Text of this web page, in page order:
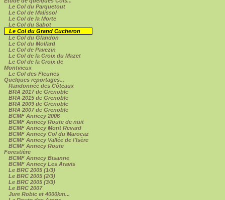
Le Col du Parquetout
Le Col de Malissol
Le Col de la Morte
Le Col du Sabot
Le Col du Grand Cucheron
Le Col du Glandon
Le Col du Mollard
Le Col de Pavezin
Le Col de la Croix du Mazet
Le Col de la Croix de
Montvieux
Le Col des Fleuries
Quelques reportages...
Randonnée des Côteaux
BRA 2017 de Grenoble
BRA 2015 de Grenoble
BRA 2009 de Grenoble
BRA 2007 de Grenoble
BCMF Annecy 2006
BCMF Annecy Route de nuit
BCMF Annecy Mont Revard
BCMF Annecy Col du Marocaz
BCMF Annecy Vallée de l'Isère
BCMF Annecy Route
Forestière
BCMF Annecy Bisanne
BCMF Annecy Les Aravis
Le BRC 2005 (1/3)
Le BRC 2005 (2/3)
Le BRC 2005 (3/3)
Le BRC 2007
Jure Robic et 4000km...